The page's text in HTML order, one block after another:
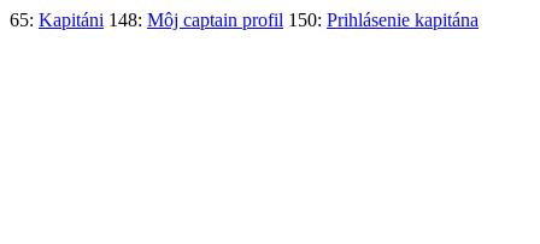
65: Kapitáni 148: Môj captain profil 150: Prihlásenie kapitána